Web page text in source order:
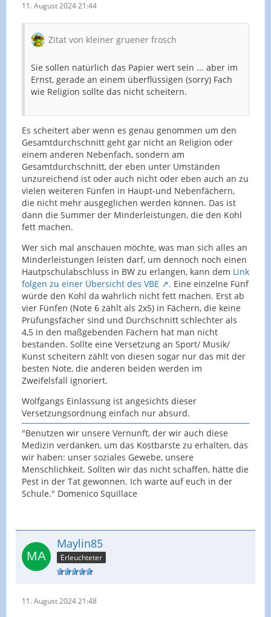
11. August 2024 21:44
Zitat von kleiner gruener frosch
Sie sollen natürlich das Papier wert sein ... aber im
Ernst, gerade an einem überflüssigen (sorry) Fach
wie Religion sollte das nicht scheitern.
Es scheitert aber wenn es genau genommen um den
Gesamtdurchschnitt geht gar nicht an Religion oder
einem anderen Nebenfach, sondern am
Gesamtdurchschnitt, der eben unter Umständen
unzureichend ist oder auch nicht oder eben auch an zu
vielen weiteren Fünfen in Haupt-und Nebenfächern,
die nicht mehr ausgeglichen werden können. Das ist
dann die Summer der Minderleistungen, die den Kohl
fett machen.
Wer sich mal anschauen möchte, was man sich alles an
Minderleistungen leisten darf, um dennoch noch einen
Hautpschulabschluss in BW zu erlangen, kann dem Link
folgen zu einer Übersicht des VBE
. Eine einzelne Fünf
würde den Kohl da wahrlich nicht fett machen. Erst ab
vier Fünfen (Note 6 zählt als 2x5) in Fächern, die keine
Prüfungsfächer sind und Durchschnitt schlechter als
4,5 in den maßgebenden Fächern hat man nicht
bestanden. Sollte eine Versetzung an Sport/ Musik/
Kunst scheitern zählt von diesen sogar nur das mit der
besten Note, die anderen beiden werden im
Zweifelsfall ignoriert.
Wolfgangs Einlassung ist angesichts dieser
Versetzungsordnung einfach nur absurd.
"Benutzen wir unsere Vernunft, der wir auch diese
Medizin verdanken, um das Kostbarste zu erhalten, das
wir haben: unser soziales Gewebe, unsere
Menschlichkeit. Sollten wir das nicht schaffen, hätte die
Pest in der Tat gewonnen. Ich warte auf euch in der
Schule." Domenico Squillace
Maylin85
Erleuchteter
11. August 2024 21:48